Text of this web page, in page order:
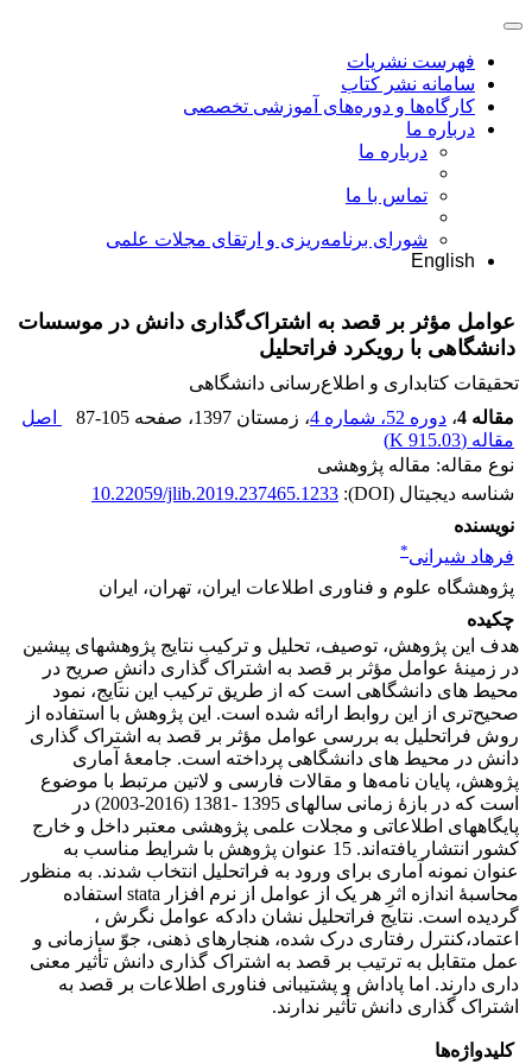
فهرست نشریات
سامانه نشر کتاب
کارگاه‌ها و دوره‌های آموزشی تخصصی
درباره ما
درباره ما
تماس با ما
شورای برنامه‌ریزی و ارتقای مجلات علمی
English
عوامل مؤثر بر قصد به اشتراک‌گذاری دانش در موسسات
دانشگاهی با رویکرد فراتحلیل
تحقیقات کتابداری و اطلاع‌رسانی دانشگاهی
مقاله 4
، دوره 52، شماره 4 ، زمستان 1397 ، صفحه 87-105
اصل
مقاله (915.03 K
)
نوع مقاله: مقاله پژوهشی
شناسه دیجیتال (DOI):
10.22059/jlib.2019.237465.1233
نویسنده
فرهاد شیرانی*
پژوهشگاه علوم و فناوری اطلاعات ایران، تهران، ایران
چکیده
هدف این پژوهش، توصیف، تحلیل و ترکیب نتایج پژوهشهای پیشین
در زمینۀ عوامل مؤثر بر قصد به اشتراک گذاری دانشِ صریح در
محیط های دانشگاهی است که از طریق ترکیب این نتایج، نمود
صحیح‌‌تری از این روابط ارائه شده است. این پژوهش با استفاده از
روش فراتحلیل به بررسی عوامل مؤثر بر قصد به اشتراک گذاری
دانش در محیط های دانشگاهی پرداخته است. جامعۀ آماری
پژوهش، پایان نامه‌ها و مقالات فارسی و لاتین مرتبط با موضوع
است که در بازۀ زمانی سالهای 1395 -1381 (2016-2003) در
پایگاههای اطلاعاتی و مجلات علمی پژوهشی معتبر داخل و خارج
کشور انتشار یافته‌اند. 15 عنوان پژوهش با شرایط مناسب به
عنوان نمونه آماری برای ورود به فراتحلیل انتخاب شدند. به منظور
محاسبۀ اندازه اثرِ هر یک از عوامل از نرم افزار stata استفاده
گردیده است. نتایج فراتحلیل نشان دادکه عوامل نگرش ،
اعتماد،کنترل رفتاری درک شده، هنجارهای ذهنی، جوّ سازمانی و
عمل متقابل به ترتیب بر قصد به اشتراک گذاری دانش تأثیر معنی
داری دارند. اما پاداش و پشتیبانی فناوری اطلاعات بر قصد به
اشتراک گذاری دانش تأثیر ندارند.
کلیدواژه‌ها